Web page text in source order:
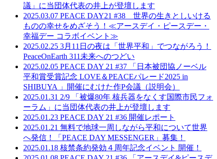
議」に当団体代表の井上が登壇します
2025.03.07 PEACE DAY21 #38 世界の生きとしいける
ものの幸せをめざそう！≪アースデイ・ピースデー・
幸福デー コラボイベント≫
2025.02.25 3月11日の夜は「世界平和」でつながろう！
PeaceOnEarth 311未来へのつどい
2025.02.05 PEACE DAY 21 #37 「日本被団協ノーベル
平和賞受賞記念 LOVE＆PEACEパレード2025 in
SHIBUYA 」開催にむけた作P会議（説明会）
2025.01.31 2/9 「被爆80年 核兵器をなくす国際市民フォ
ーラム」に当団体代表の井上が登壇します
2025.01.23 PEACE DAY 21 #36 開催レポート
2025.01.21 無料で地球一周しながら平和について世界
へ発信！「PEACE DAY MESSENGER」募集！
2025.01.18 核禁条約発効４周年記念イベント 開催！